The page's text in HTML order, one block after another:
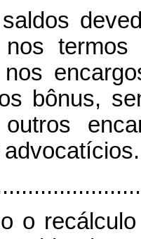
nos
bônus,
outros
advocatícios.
o